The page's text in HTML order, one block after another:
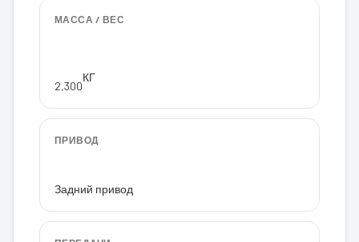
МАССА / ВЕС
2,300
КГ
ПРИВОД
Задний привод